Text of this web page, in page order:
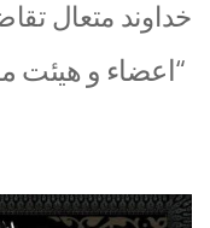
خداوند متعال
“اعضاء و هیئت